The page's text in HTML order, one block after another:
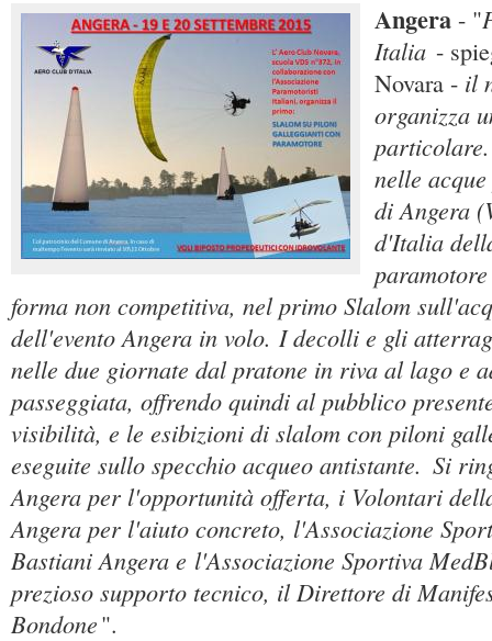
Angera - "
Italia -
Novara - il
organizza
nelle
di Angera
d'Italia
forma non competitiva, nel primo Slalom
dell'evento Angera in volo. I decolli e gli
nelle due giornate dal pratone in riva al lago e
passeggiata, offrendo quindi al pubblico
visibilità, e le esibizioni di slalom con piloni
eseguite sullo specchio acqueo antistante. Si
Angera per l'opportunità offerta, i Volontari
Angera per l'aiuto concreto, l'Associazione
Bastiani Angera e l'Associazione Sportiva
prezioso supporto tecnico, il Direttore di
Bondone".